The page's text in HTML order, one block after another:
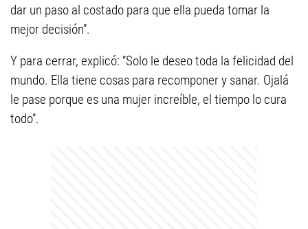
dar un paso al costado para que ella pueda tomar la
mejor decisión”.
Y para cerrar, explicó: “Solo le deseo toda la felicidad del
mundo. Ella tiene cosas para recomponer y sanar. Ojalá
le pase porque es una mujer increíble, el tiempo lo cura
todo”.